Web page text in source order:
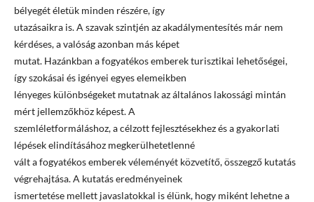
bélyegét életük minden részére, így
utazásaikra is. A szavak szintjén az akadálymentesítés már nem
kérdéses, a valóság azonban más képet
mutat. Hazánkban a fogyatékos emberek turisztikai lehetőségei,
így szokásai és igényei egyes elemeikben
lényeges különbségeket mutatnak az általános lakossági mintán
mért jellemzőkhöz képest. A
szemléletformáláshoz, a célzott fejlesztésekhez és a gyakorlati
lépések elindításához megkerülhetetlenné
vált a fogyatékos emberek véleményét közvetítő, összegző kutatás
végrehajtása. A kutatás eredményeinek
ismertetése mellett javaslatokkal is élünk, hogy miként lehetne a